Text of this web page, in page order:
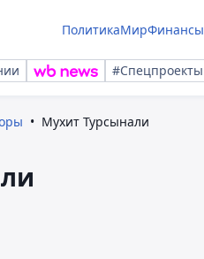
ПолитикаМирФинансы
#Спецпроекты
Мухит Турсынали